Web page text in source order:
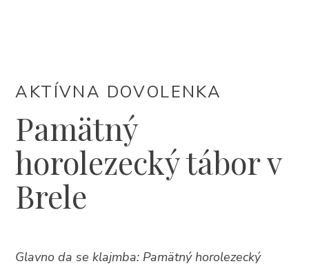
AKTÍVNA DOVOLENKA
Pamätný
horolezecký tábor v
Brele
Glavno da se klajmba: Pamätný horolezecký